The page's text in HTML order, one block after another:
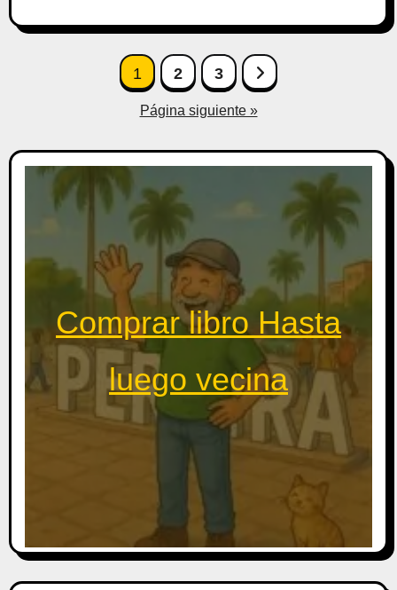
Paginación
entradas
1 2 3
Página siguiente »
Comprar libro Hasta
luego vecina